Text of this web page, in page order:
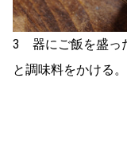
3 器にご飯を盛っ
と調味料をかける。